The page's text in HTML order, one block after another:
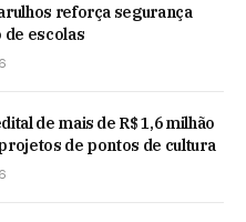
reforça segurança
escolas
de mais de R$ 1,6 milhão
de pontos de cultura